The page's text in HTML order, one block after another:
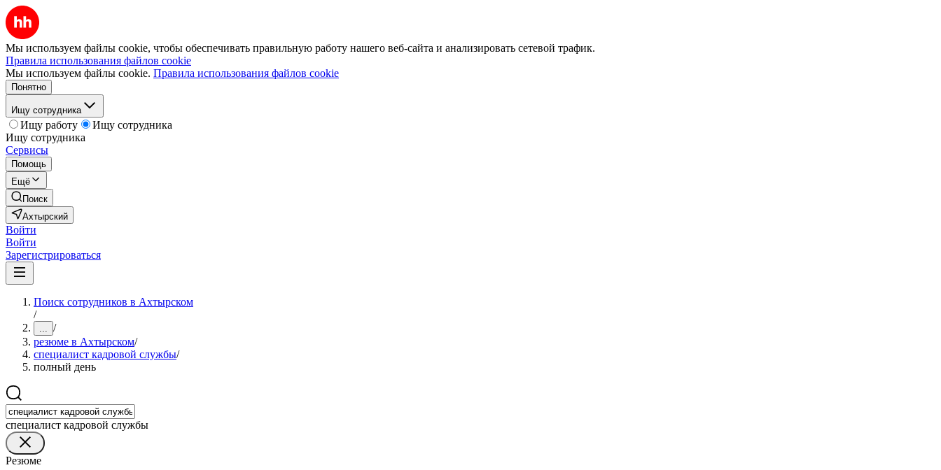
Мы используем файлы cookie, чтобы обеспечивать правильную работу нашего веб-сайта и анализировать сетевой трафик.
Правила использования файлов cookie
Мы используем файлы cookie. Правила использования файлов cookie
Понятно
Ищу сотрудника
Ищу работу
Ищу сотрудника
Ищу сотрудника
Сервисы
Помощь
Ещё
Поиск
Ахтырский
Войти
Войти
Зарегистрироваться
Поиск сотрудников в Ахтырском
/
... /
резюме в Ахтырском/
специалист кадровой службы/
полный день
специалист кадровой службы
Резюме